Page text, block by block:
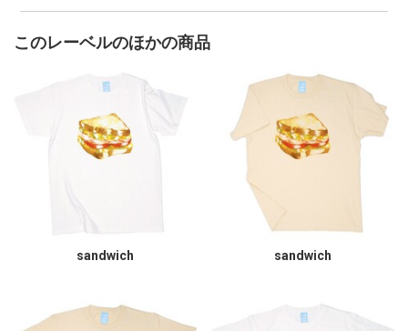
このレーベルのほかの商品
sandwich sandwich